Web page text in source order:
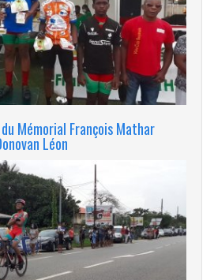
Mémorial François Mathar
Léon